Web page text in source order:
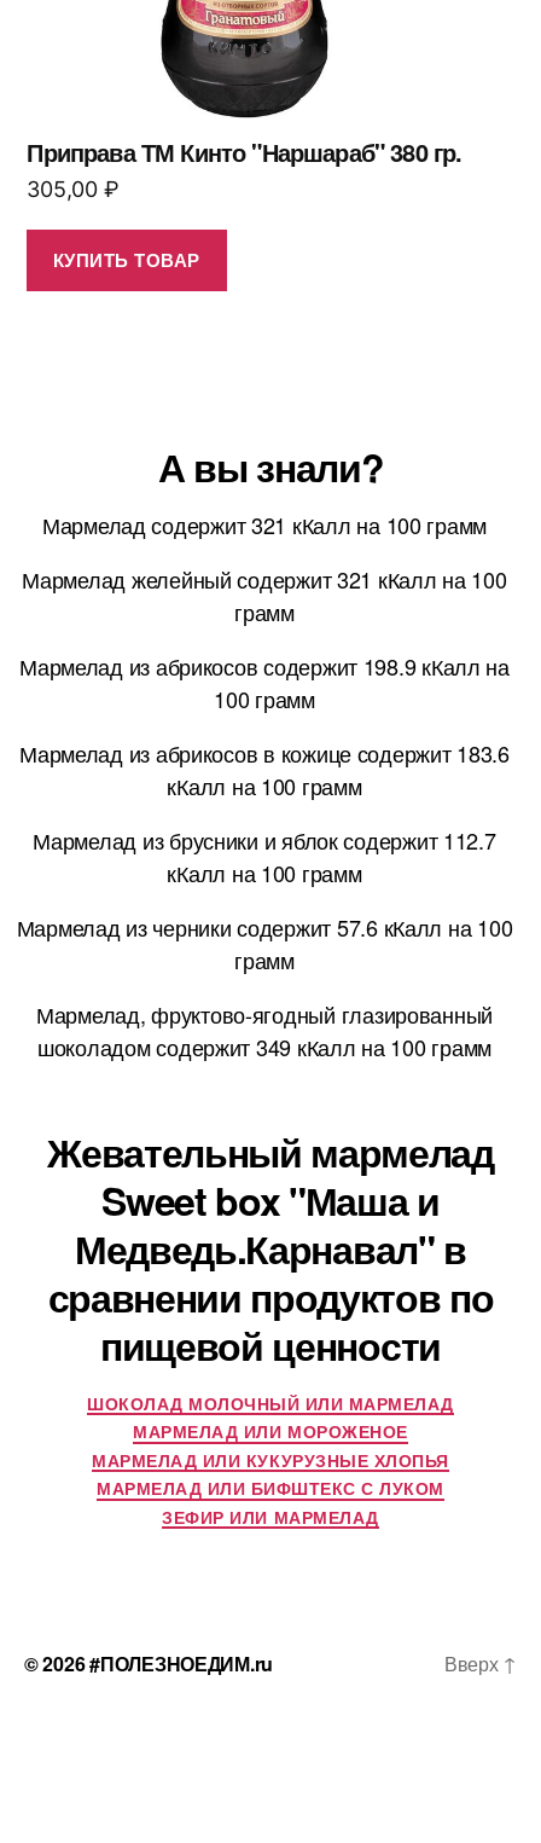
Приправа ТМ Кинто "Наршараб" 380 гр.
305,00 ₽
КУПИТЬ ТОВАР
А вы знали?
Мармелад содержит 321 кКалл на 100 грамм
Мармелад желейный содержит 321 кКалл на 100
грамм
Мармелад из абрикосов содержит 198.9 кКалл на
100 грамм
Мармелад из абрикосов в кожице содержит 183.6
кКалл на 100 грамм
Мармелад из брусники и яблок содержит 112.7
кКалл на 100 грамм
Мармелад из черники содержит 57.6 кКалл на 100
грамм
Мармелад, фруктово-ягодный глазированный
шоколадом содержит 349 кКалл на 100 грамм
Жевательный мармелад
Sweet box "Маша и
Медведь.Карнавал" в
сравнении продуктов по
пищевой ценности
ШОКОЛАД МОЛОЧНЫЙ ИЛИ МАРМЕЛАД
МАРМЕЛАД ИЛИ МОРОЖЕНОЕ
МАРМЕЛАД ИЛИ КУКУРУЗНЫЕ ХЛОПЬЯ
МАРМЕЛАД ИЛИ БИФШТЕКС С ЛУКОМ
ЗЕФИР ИЛИ МАРМЕЛАД
© 2026#ПОЛЕЗНОЕДИМ.ru Вверх ↑